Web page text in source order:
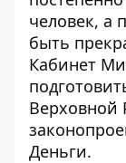
человек, а
быть
Кабинет
Верховной
Деньги.